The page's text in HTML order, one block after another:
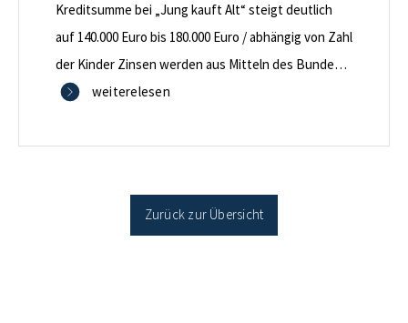
Kreditsumme bei „Jung kauft Alt“ steigt deutlich
auf 140.000 Euro bis 180.000 Euro / abhängig von Zahl
der Kinder Zinsen werden aus Mitteln des Bundes
verbilligt: Heutiger Zins bei 0,53 Prozent effektiv bei
Antragstellende verpflichten sich zu energetischer
Sanierung in Einzelmaßnahmen […]
weiterelesen
Zurück zur Übersicht